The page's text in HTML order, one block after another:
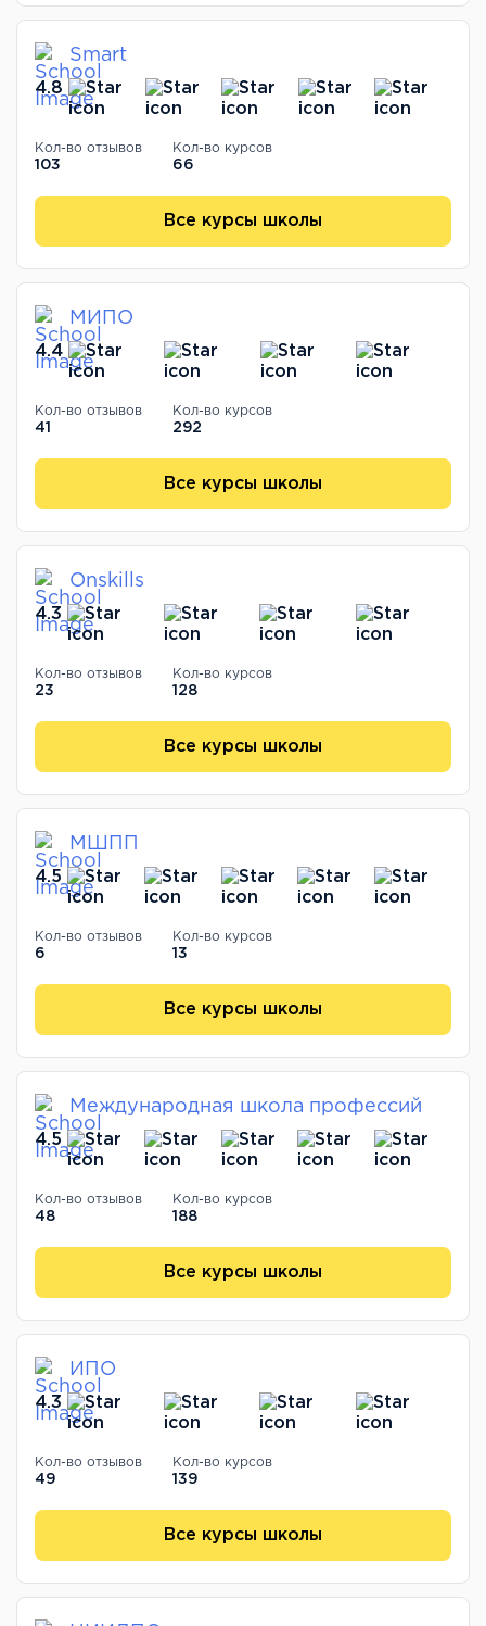
Smart
4.8
Кол-во отзывов
103
Кол-во курсов
66
Все курсы школы
МИПО
4.4
Кол-во отзывов
41
Кол-во курсов
292
Все курсы школы
Onskills
4.3
Кол-во отзывов
23
Кол-во курсов
128
Все курсы школы
МШПП
4.5
Кол-во отзывов
6
Кол-во курсов
13
Все курсы школы
Международная школа профессий
4.5
Кол-во отзывов
48
Кол-во курсов
188
Все курсы школы
ИПО
4.3
Кол-во отзывов
49
Кол-во курсов
139
Все курсы школы